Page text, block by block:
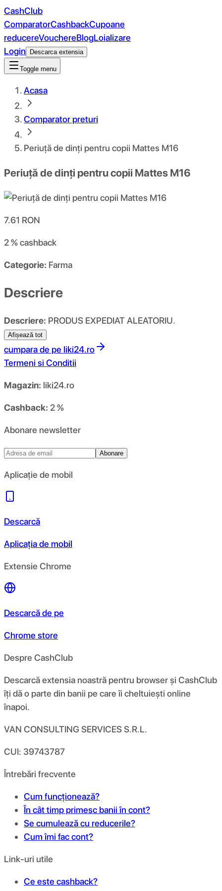
CashClub
ComparatorCashbackCupoane
reducereVouchereBlogLoializare
Login
Descarca extensia
Toggle menu
Acasa
Comparator preturi
Periuță de dinți pentru copii Mattes M16
Periuță de dinți pentru copii Mattes M16
7.61 RON
2 %cashback
Categorie: Farma
Descriere
Descriere: PRODUS EXPEDIAT ALEATORIU.
Afișează tot
cumpara de pe liki24.ro
Termeni si Conditii
Magazin: liki24.ro
Cashback: 2 %
Abonare newsletter
Abonare
Aplicație de mobil
Descarcă
Aplicația de mobil
Extensie Chrome
Descarcă de pe
Chrome store
Despre CashClub
Descarcă extensia noastră pentru browser și CashClub
îți dă o parte din banii pe care îi cheltuiești online
înapoi.
VAN CONSULTING SERVICES S.R.L.
CUI: 39743787
Întrebări frecvente
Cum funcționează?
În cât timp primesc banii în cont?
Se cumulează cu reducerile?
Cum îmi fac cont?
Link-uri utile
Ce este cashback?